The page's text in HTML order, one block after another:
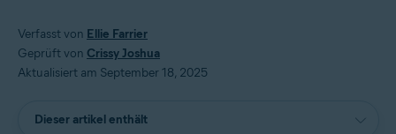
Verfasst von Ellie Farrier
Geprüft von Crissy Joshua
Aktualisiert am September 18, 2025
Dieser artikel enthält